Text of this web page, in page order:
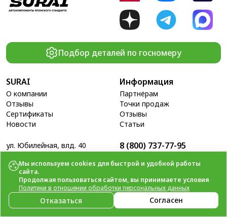
Подбор деталей по госномеру
SURAI
О компании
Отзывы
Сертификаты
Новости
Информация
Партнёрам
Точки продаж
Отзывы
Статьи
ул. Юбилейная, влд. 40
Пн - Пт: 9.00 - 18.00
Сб - Вс: выходные
8 (800) 737-77-95
Свяжитесь с нами
info@surai.ru
© 2014-2026ООО «Сурай».
Автокомпоненты японского качества.
Политика конфиденциальности.Оферта.
Мы используем cookies для быстрой и удобной работы
сайта.
Продолжая пользоваться сайтом, вы принимаете условия
Политики в отношении обработки персональных данных
Отказаться Согласен